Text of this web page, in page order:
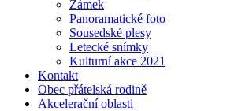
Zámek
Panoramatické foto
Sousedské plesy
Letecké snímky
Kulturní akce 2021
Kontakt
Obec přátelská rodině
Akcelerační oblasti